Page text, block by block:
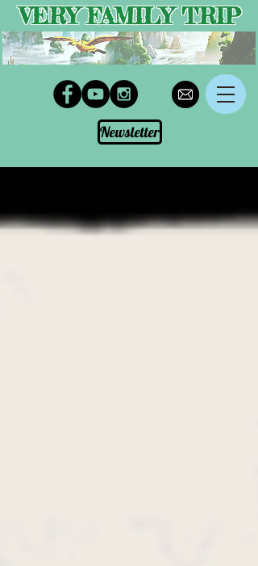
Newsletter
VERY FAMILY TRIP